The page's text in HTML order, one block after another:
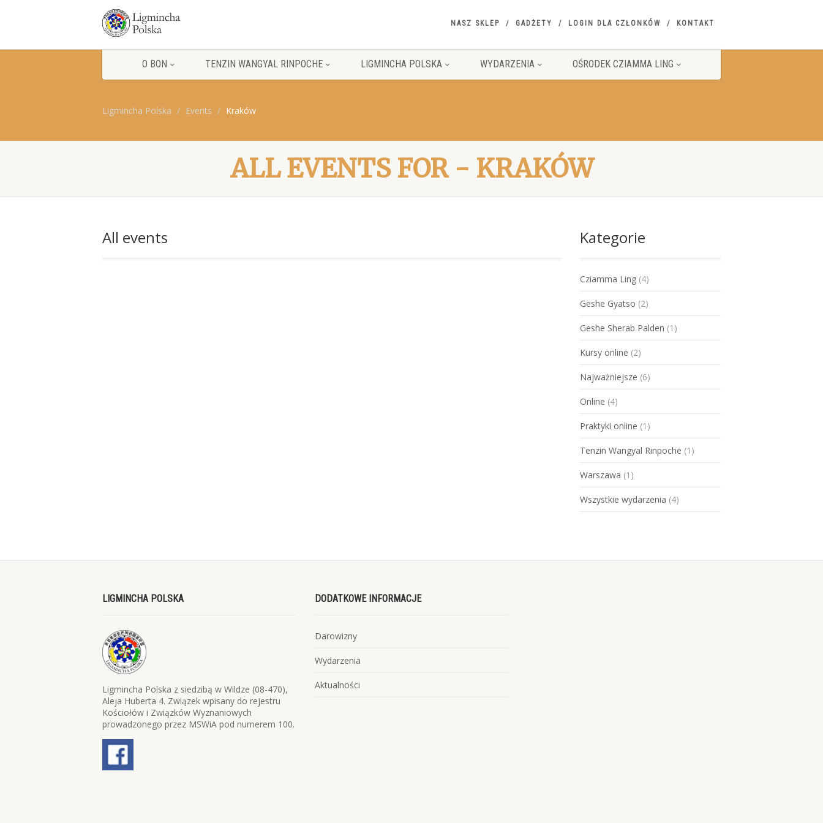
NASZ SKLEP GADŻETY LOGIN DLA CZŁONKÓW KONTAKT
O BON TENZIN WANGYAL RINPOCHE LIGMINCHA POLSKA WYDARZENIA OŚRODEK CZIAMMA LING
Ligmincha Polska Events Kraków
ALL EVENTS FOR - KRAKÓW
All events Kategorie
Cziamma Ling (4)
Geshe Gyatso (2)
Geshe Sherab Palden (1)
Kursy online (2)
Najważniejsze (6)
Online (4)
Praktyki online (1)
Tenzin Wangyal Rinpoche (1)
Warszawa (1)
Wszystkie wydarzenia (4)
LIGMINCHA POLSKA
Ligmincha Polska z siedzibą w Wildze (08-470),
Aleja Huberta 4. Związek wpisany do rejestru
Kościołów i Związków Wyznaniowych
prowadzonego przez MSWiA pod numerem 100.
DODATKOWE INFORMACJE
Darowizny
Wydarzenia
Aktualności